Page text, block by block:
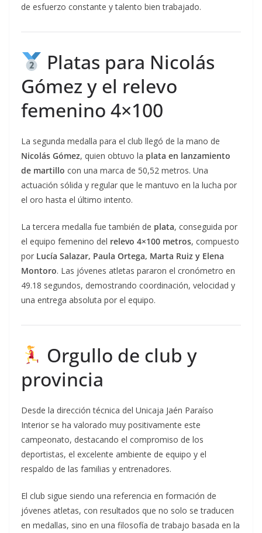
de esfuerzo constante y talento bien trabajado.
Platas para Nicolás
Gómez y el relevo
femenino 4×100
La segunda medalla para el club llegó de la mano de
Nicolás Gómez, quien obtuvo la plata en lanzamiento
de martillo con una marca de 50,52 metros. Una
actuación sólida y regular que le mantuvo en la lucha por
el oro hasta el último intento.
La tercera medalla fue también de plata, conseguida por
el equipo femenino del relevo 4×100 metros, compuesto
por Lucía Salazar, Paula Ortega, Marta Ruiz y Elena
Montoro. Las jóvenes atletas pararon el cronómetro en
49.18 segundos, demostrando coordinación, velocidad y
una entrega absoluta por el equipo.
Orgullo de club y
provincia
Desde la dirección técnica del Unicaja Jaén Paraíso
Interior se ha valorado muy positivamente este
campeonato, destacando el compromiso de los
deportistas, el excelente ambiente de equipo y el
respaldo de las familias y entrenadores.
El club sigue siendo una referencia en formación de
jóvenes atletas, con resultados que no solo se traducen
en medallas, sino en una filosofía de trabajo basada en la